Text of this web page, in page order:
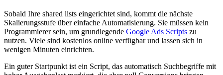
Sobald Ihre shared lists eingerichtet sind, kommt die nächste
Skalierungsstufe über einfache Automatisierung. Sie müssen kein
Programmierer sein, um grundlegende Google Ads Scripts zu
nutzen. Viele sind kostenlos online verfügbar und lassen sich in
wenigen Minuten einrichten.
Ein guter Startpunkt ist ein Script, das automatisch Suchbegriffe mit